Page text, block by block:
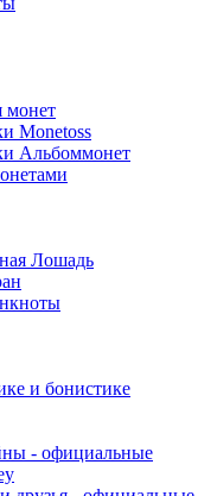
монет
Monetoss
Альбоммонет
Лошадь
и бонистике
- официальные